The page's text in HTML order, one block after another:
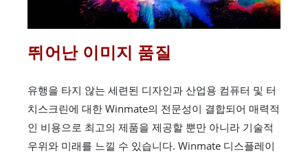
뛰어난 이미지 품질
유행을 타지 않는 세련된 디자인과 산업용 컴퓨터 및 터
치스크린에 대한 Winmate의 전문성이 결합되어 매력적
인 비용으로 최고의 제품을 제공할 뿐만 아니라 기술적
우위와 미래를 느낄 수 있습니다. Winmate 디스플레이